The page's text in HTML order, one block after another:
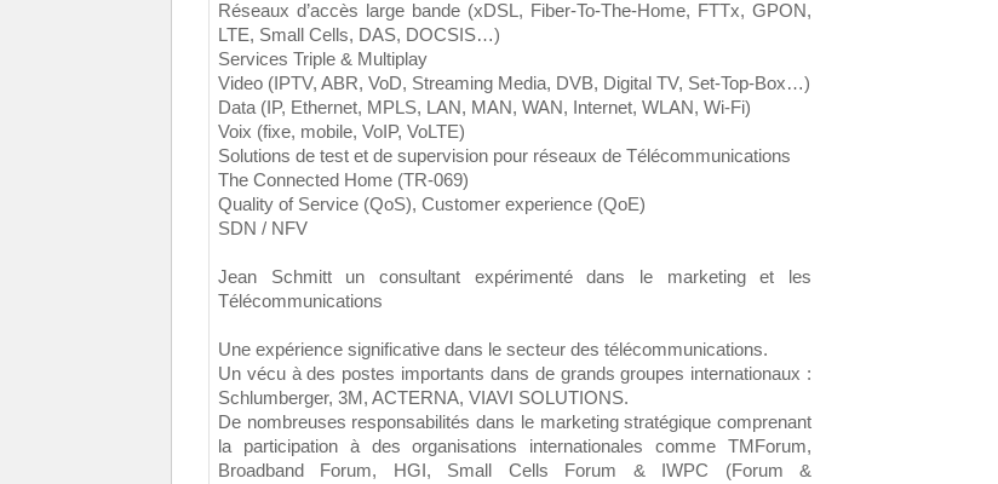
Réseaux d’accès large bande (xDSL, Fiber-To-The-Home, FTTx, GPON,
LTE, Small Cells, DAS, DOCSIS…)
Services Triple & Multiplay
Video (IPTV, ABR, VoD, Streaming Media, DVB, Digital TV, Set-Top-Box…)
Data (IP, Ethernet, MPLS, LAN, MAN, WAN, Internet, WLAN, Wi-Fi)
Voix (fixe, mobile, VoIP, VoLTE)
Solutions de test et de supervision pour réseaux de Télécommunications
The Connected Home (TR-069)
Quality of Service (QoS), Customer experience (QoE)
SDN / NFV
Jean Schmitt un consultant expérimenté dans le marketing et les
Télécommunications
Une expérience significative dans le secteur des télécommunications.
Un vécu à des postes importants dans de grands groupes internationaux :
Schlumberger, 3M, ACTERNA, VIAVI SOLUTIONS.
De nombreuses responsabilités dans le marketing stratégique comprenant
la participation à des organisations internationales comme TMForum,
Broadband Forum, HGI, Small Cells Forum & IWPC (Forum &